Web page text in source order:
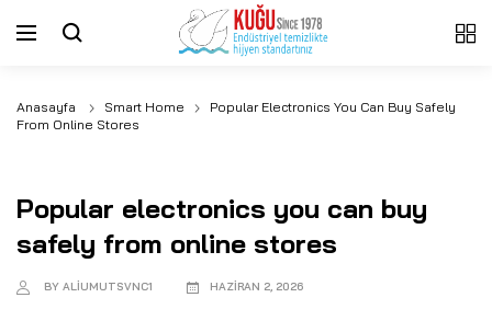
Anasayfa Smart Home
Popular Electronics You Can Buy Safely
From Online Stores
Smart Home
Popular electronics you can buy
safely from online stores
BY ALIUMUTSVNC1 HAZIRAN 2, 2026